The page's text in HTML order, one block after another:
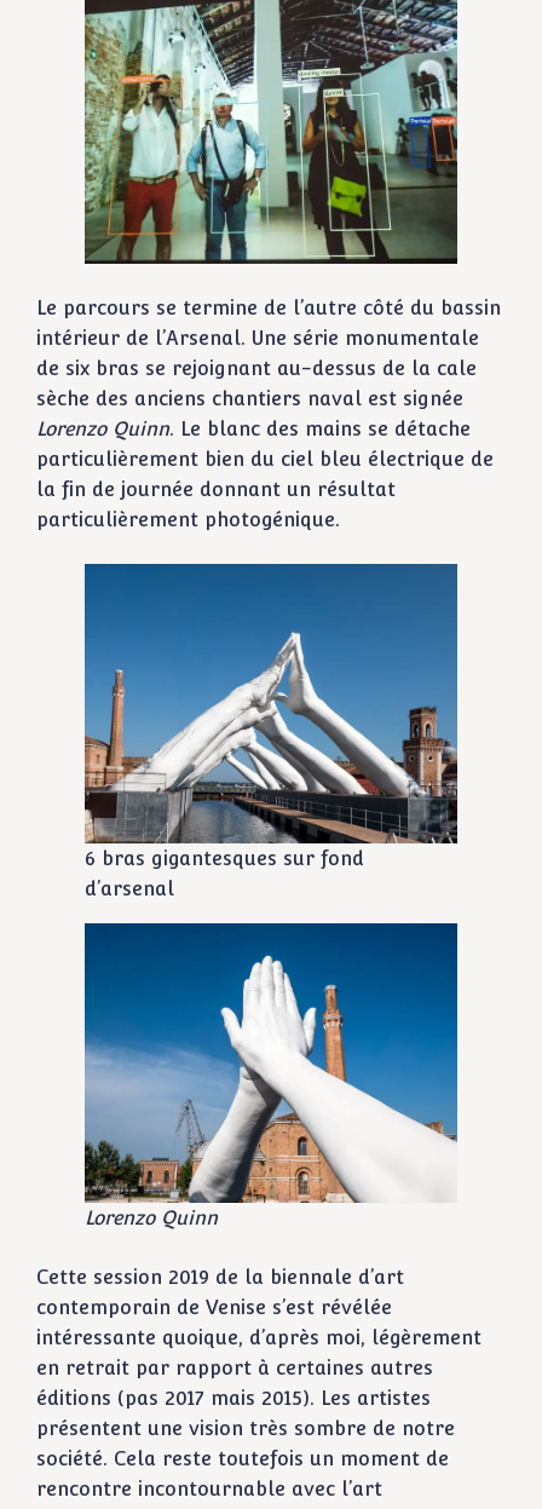
Le parcours se termine de l’autre côté du bassin
intérieur de l’Arsenal. Une série monumentale
de six bras se rejoignant au-dessus de la cale
sèche des anciens chantiers naval est signée
Lorenzo Quinn. Le blanc des mains se détache
particulièrement bien du ciel bleu électrique de
la fin de journée donnant un résultat
particulièrement photogénique.
6 bras gigantesques sur fond
d’arsenal
Lorenzo Quinn
Cette session 2019 de la biennale d’art
contemporain de Venise s’est révélée
intéressante quoique, d’après moi, légèrement
en retrait par rapport à certaines autres
éditions (pas 2017 mais 2015). Les artistes
présentent une vision très sombre de notre
société. Cela reste toutefois un moment de
rencontre incontournable avec l’art